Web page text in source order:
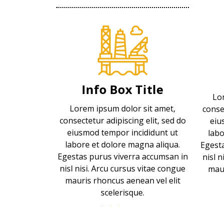
Info Box Title
Lorem ipsum dolor sit amet,
consectetur adipiscing elit, sed do
eiusmod tempor incididunt ut
labore et dolore magna aliqua.
Egestas purus viverra accumsan in
nisl nisi. Arcu cursus vitae congue
mauris rhoncus aenean vel elit
scelerisque.
nisl